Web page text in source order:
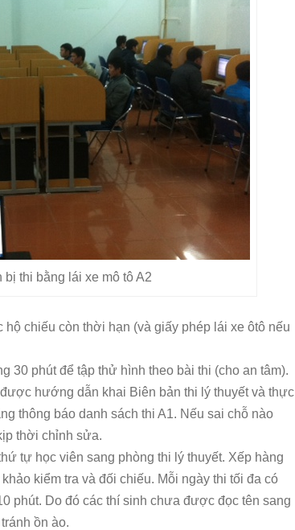
thi bằng lái xe mô tô A2
chiếu còn thời hạn (và giấy phép lái xe ôtô nếu
30 phút để tập thử hình theo bài thi (cho an tâm).
hướng dẫn khai Biên bản thi lý thuyết và thực
thông báo danh sách thi A1. Nếu sai chỗ nào
thời chỉnh sửa.
tự học viên sang phòng thi lý thuyết. Xếp hàng
kiểm tra và đối chiếu. Mỗi ngày thi tối đa có
phút. Do đó các thí sinh chưa được đọc tên sang
ồn ào.